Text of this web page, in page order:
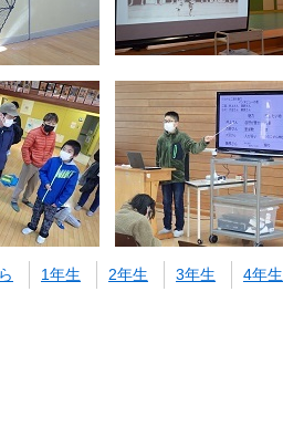
1年生 2年生 3年生 4年生